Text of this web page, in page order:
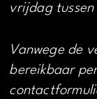
vrijdag tussen
Vanwege de
bereikbaar